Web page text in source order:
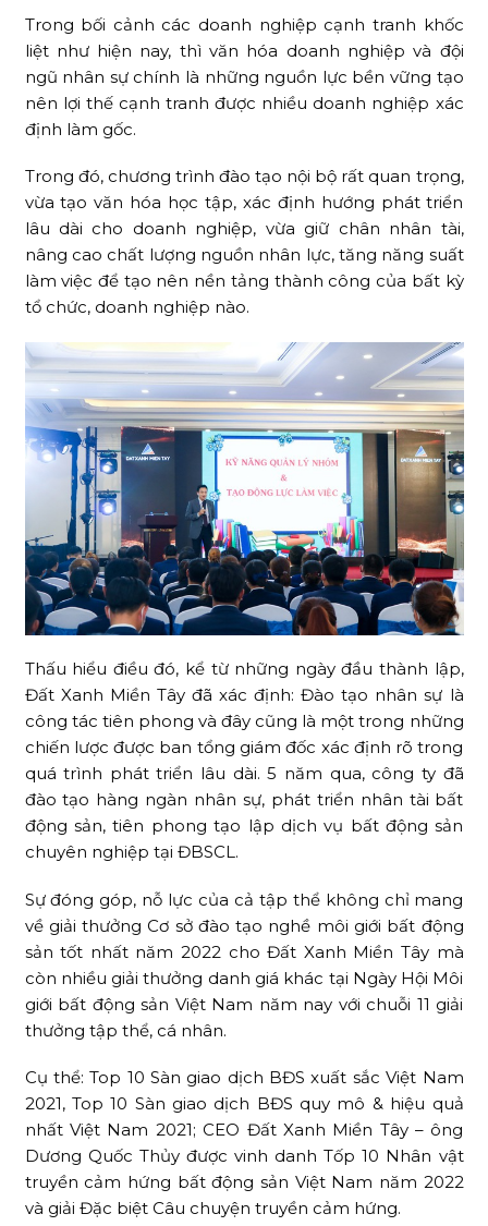
Trong bối cảnh các doanh nghiệp cạnh tranh khốc
liệt như hiện nay, thì văn hóa doanh nghiệp và đội
ngũ nhân sự chính là những nguồn lực bền vững tạo
nên lợi thế cạnh tranh được nhiều doanh nghiệp xác
định làm gốc.
Trong đó, chương trình đào tạo nội bộ rất quan trọng,
vừa tạo văn hóa học tập, xác định hướng phát triển
lâu dài cho doanh nghiệp, vừa giữ chân nhân tài,
nâng cao chất lượng nguồn nhân lực, tăng năng suất
làm việc để tạo nên nền tảng thành công của bất kỳ
tổ chức, doanh nghiệp nào.
Thấu hiểu điều đó, kể từ những ngày đầu thành lập,
Đất Xanh Miền Tây đã xác định: Đào tạo nhân sự là
công tác tiên phong và đây cũng là một trong những
chiến lược được ban tổng giám đốc xác định rõ trong
quá trình phát triển lâu dài. 5 năm qua, công ty đã
đào tạo hàng ngàn nhân sự, phát triển nhân tài bất
động sản, tiên phong tạo lập dịch vụ bất động sản
chuyên nghiệp tại ĐBSCL.
Sự đóng góp, nỗ lực của cả tập thể không chỉ mang
về giải thưởng Cơ sở đào tạo nghề môi giới bất động
sản tốt nhất năm 2022 cho Đất Xanh Miền Tây mà
còn nhiều giải thưởng danh giá khác tại Ngày Hội Môi
giới bất động sản Việt Nam năm nay với chuỗi 11 giải
thưởng tập thể, cá nhân.
Cụ thể: Top 10 Sàn giao dịch BĐS xuất sắc Việt Nam
2021, Top 10 Sàn giao dịch BĐS quy mô & hiệu quả
nhất Việt Nam 2021; CEO Đất Xanh Miền Tây – ông
Dương Quốc Thủy được vinh danh Tốp 10 Nhân vật
truyền cảm hứng bất động sản Việt Nam năm 2022
và giải Đặc biệt Câu chuyện truyền cảm hứng.